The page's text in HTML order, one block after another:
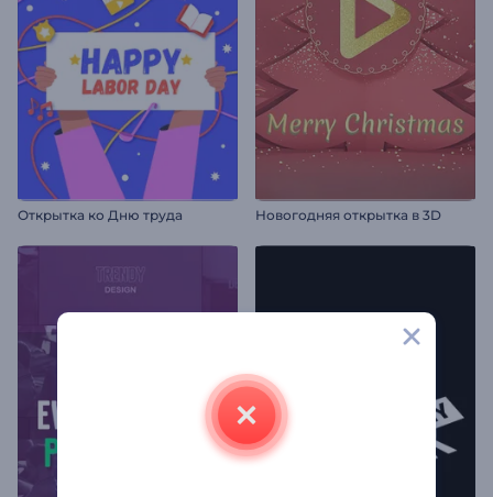
Открытка ко Дню труда Новогодняя открытка в 3D